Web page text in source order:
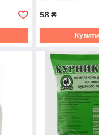
58 ₴
Купити